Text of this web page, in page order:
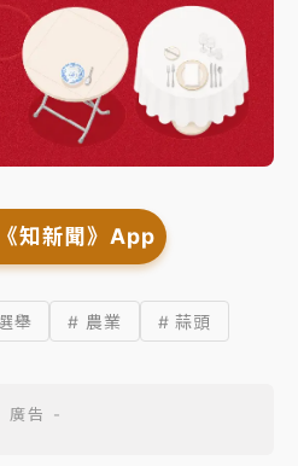
知新聞》App
舉 # 農業 # 蒜頭